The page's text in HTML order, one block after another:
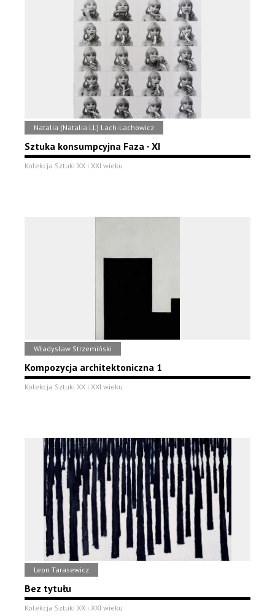
Natalia (Natalia LL) Lach-Lachowicz
Sztuka konsumpcyjna Faza - XI
Kolekcja Sztuki XX i XXI wieku
Władysław Strzemiński
Kompozycja architektoniczna 1
Kolekcja Sztuki XX i XXI wieku
Leon Tarasewicz
Bez tytułu
Kolekcja Sztuki XX i XXI wieku